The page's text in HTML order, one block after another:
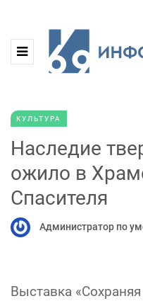
КУЛЬТУРА
Наследие
ожило в
Спасителя
Администратор по
Выставка